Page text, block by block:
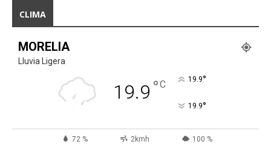
CLIMA
MORELIA
Lluvia Ligera
19.9 °C 19.9°
19.9°
72 % 2kmh 100 %